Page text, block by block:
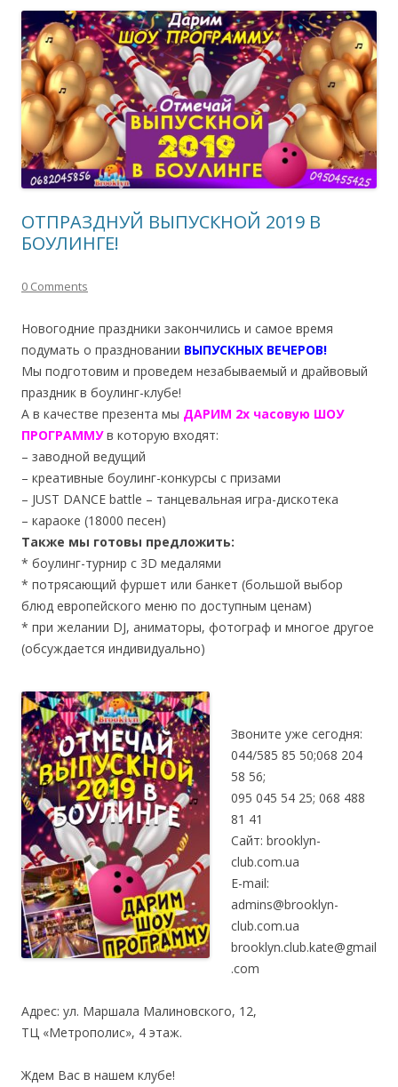
ОТПРАЗДНУЙ ВЫПУСКНОЙ 2019 В
БОУЛИНГЕ!
0 Comments
Новогодние праздники закончились и самое время
подумать о праздновании ВЫПУСКНЫХ ВЕЧЕРОВ!
Мы подготовим и проведем незабываемый и драйвовый
праздник в боулинг-клубе!
А в качестве презента мы ДАРИМ 2х часовую ШОУ
ПРОГРАММУв которую входят:
– заводной ведущий
– креативные боулинг-конкурсы с призами
– JUST DANCE battle – танцевальная игра-дискотека
– караоке (18000 песен)
Также мы готовы предложить:
* боулинг-турнир с 3D медалями
* потрясающий фуршет или банкет (большой выбор
блюд европейского меню по доступным ценам)
* при желании DJ, аниматоры, фотограф и многое другое
(обсуждается индивидуально)
Звоните уже сегодня:
044/585 85 50;068 204
58 56;
095 045 54 25; 068 488
81 41
Сайт: brooklyn-
club.com.ua
E-mail:
admins@brooklyn-
club.com.ua
brooklyn.club.kate@gmail
.com
Адрес: ул. Маршала Малиновского, 12,
ТЦ «Метрополис», 4 этаж.
Ждем Вас в нашем клубе!